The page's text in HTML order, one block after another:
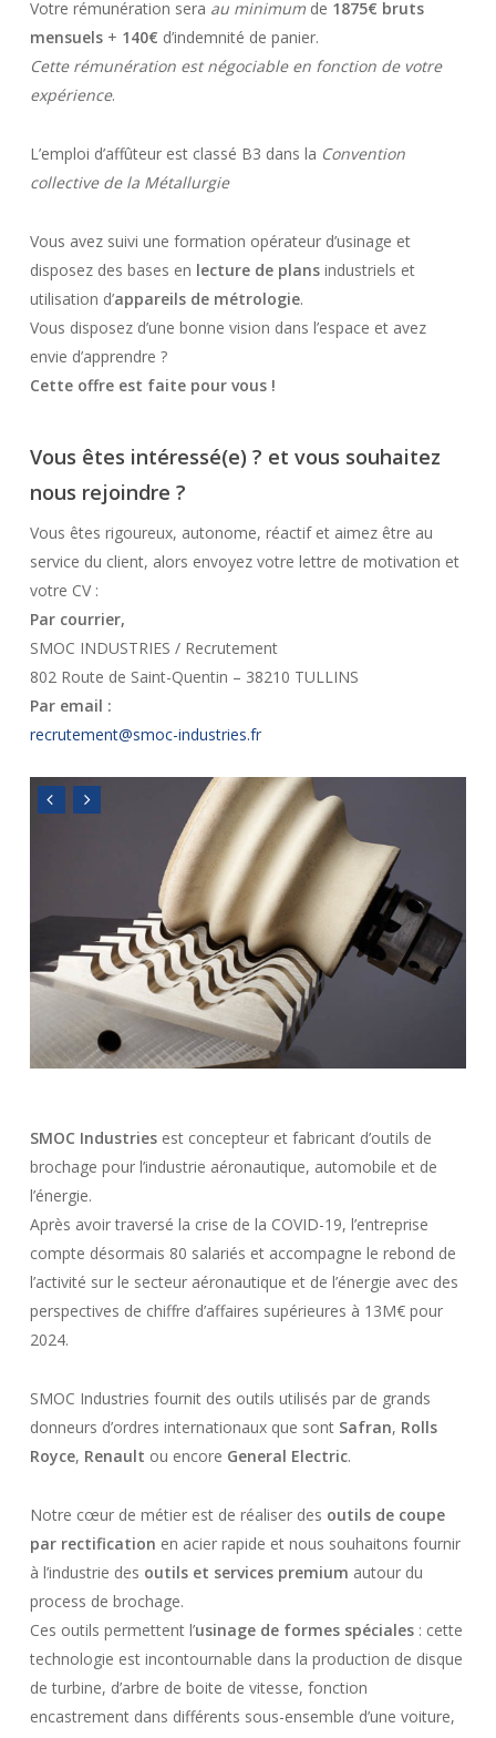
Votre rémunération sera au minimumde 1875€ bruts
mensuels+ 140€ d’indemnité de panier.
Cette rémunération est négociable en fonction de votre
expérience.
L’emploi d’affûteur est classé B3 dans la Convention
collective de la Métallurgie
Vous avez suivi une formation opérateur d’usinage et
disposez des bases en lecture de plansindustriels et
utilisation d’appareils de métrologie.
Vous disposez d’une bonne vision dans l’espace et avez
envie d’apprendre ?
Cette offre est faite pour vous !
Vous êtes intéressé(e) ? et vous souhaitez
nous rejoindre ?
Vous êtes rigoureux, autonome, réactif et aimez être au
service du client, alors envoyez votre lettre de motivation et
votre CV :
Par courrier,
SMOC INDUSTRIES / Recrutement
802 Route de Saint-Quentin – 38210 TULLINS
Par email :
recrutement@smoc-industries.fr
SMOC Industriesest concepteur et fabricant d’outils de
brochage pour l’industrie aéronautique, automobile et de
l’énergie.
Après avoir traversé la crise de la COVID-19, l’entreprise
compte désormais 80 salariés et accompagne le rebond de
l’activité sur le secteur aéronautique et de l’énergie avec des
perspectives de chiffre d’affaires supérieures à 13M€ pour
2024.
SMOC Industries fournit des outils utilisés par de grands
donneurs d’ordres internationaux que sont Safran, Rolls
Royce, Renault ou encore General Electric.
Notre cœur de métier est de réaliser des outils de coupe
par rectification en acier rapide et nous souhaitons fournir
à l’industrie des outils et services premium autour du
process de brochage.
Ces outils permettent l’usinage de formes spéciales: cette
technologie est incontournable dans la production de disque
de turbine, d’arbre de boite de vitesse, fonction
encastrement dans différents sous-ensemble d’une voiture,